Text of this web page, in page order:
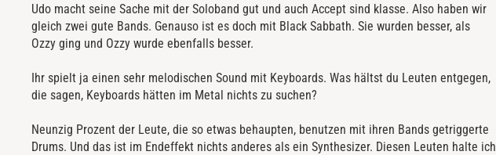
Udo macht seine Sache mit der Soloband gut und auch Accept sind klasse. Also haben wir
gleich zwei gute Bands. Genauso ist es doch mit Black Sabbath. Sie wurden besser, als
Ozzy ging und Ozzy wurde ebenfalls besser.
Ihr spielt ja einen sehr melodischen Sound mit Keyboards. Was hältst du Leuten entgegen,
die sagen, Keyboards hätten im Metal nichts zu suchen?
Neunzig Prozent der Leute, die so etwas behaupten, benutzen mit ihren Bands getriggerte
Drums. Und das ist im Endeffekt nichts anderes als ein Synthesizer. Diesen Leuten halte ich